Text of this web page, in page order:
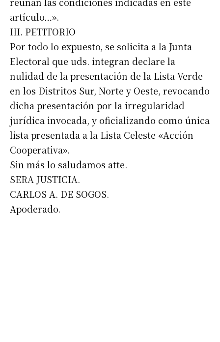
artículo…».
III. PETITORIO
Por todo lo expuesto, se solicita a la Junta
Electoral que uds. integran declare la
nulidad de la presentación de la Lista Verde
en los Distritos Sur, Norte y Oeste, revocando
dicha presentación por la irregularidad
jurídica invocada, y oficializando como única
lista presentada a la Lista Celeste «Acción
Cooperativa».
Sin más lo saludamos atte.
SERA JUSTICIA.
CARLOS A. DE SOGOS.
Apoderado.